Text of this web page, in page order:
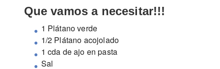
Que vamos a necesitar!!!
1 Plátano verde
1/2 Plátano acojolado
1 cda de ajo en pasta
Sal